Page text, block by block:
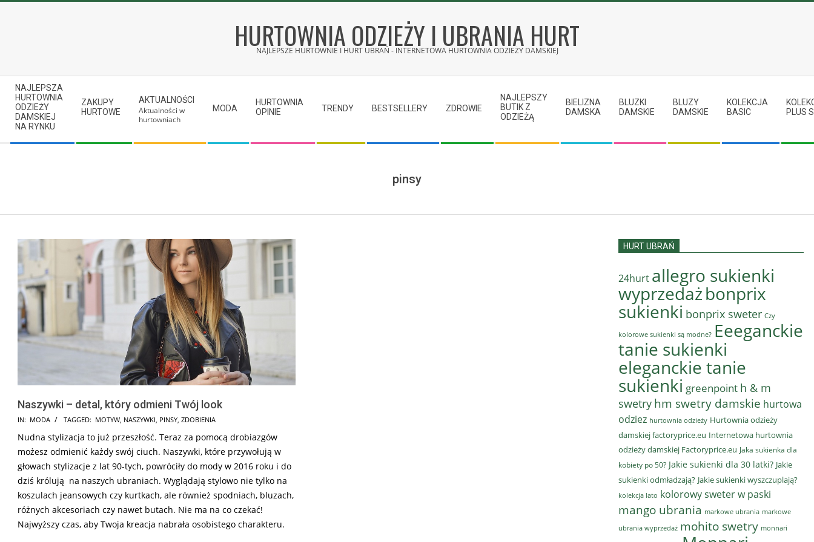
HURTOWNIA ODZIEŻY I UBRANIA HURT
NAJLEPSZE HURTOWNIE I HURT UBRAŃ - INTERNETOWA HURTOWNIA ODZIEŻY DAMSKIEJ
Secondary
Navigation
Menu
NAJLEPSZA
HURTOWNIA
ODZIEŻY
DAMSKIEJ
NA RYNKU
ZAKUPY
HURTOWE
AKTUALNOŚCI
Aktualności w
hurtowniach
MODA
HURTOWNIA
OPINIE
TRENDY BESTSELLERY ZDROWIE
NAJLEPSZY
BUTIK Z
ODZIEŻĄ
BIELIZNA
DAMSKA
BLUZKI
DAMSKIE
BLUZY
DAMSKIE
KOLEKCJA
BASIC
PLUS
pinsy
Naszywki – detal, który odmieni Twój look
2017-
11-
IN: MODA TAGGED: MOTYW NASZYWKI PINSY ZDOBIENIA
Nudna stylizacja to już przeszłość. Teraz za pomocą drobiazgów
możesz odmienić każdy swój ciuch. Naszywki, które przywołują w
głowach stylizacje z lat 90-tych, powróciły do mody w 2016 roku i do
dziś królują na naszych ubraniach. Wyglądają stylowo nie tylko na
koszulach jeansowych czy kurtkach, ale również spodniach, bluzach,
różnych akcesoriach czy nawet butach. Nie ma na co czekać!
Najwyższy czas, aby Twoja kreacja nabrała osobistego charakteru.
HURT UBRAŃ
24hurt allegro sukienki
wyprzedażbonprix
sukienki bonprix sweter Czy
kolorowe sukienki są modne? Eeeganckie
tanie sukienki
eleganckie tanie
sukienki greenpoint h & m
swetry hm swetry damskie hurtowa
odziez hurtownia odzieży Hurtownia odzieży
damskiej factoryprice.eu Internetowa hurtownia
odzieży damskiej Factoryprice.eu Jaka sukienka dla
kobiety po 50? Jakie sukienki dla 30 latki? Jakie
sukienki odmładzają? Jakie sukienki wyszczuplają?
kolekcja lato kolorowy sweter w paski
mango ubrania markowe ubrania markowe
ubrania wyprzedaż mohito swetry monnari